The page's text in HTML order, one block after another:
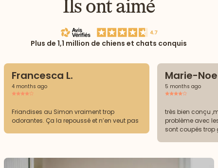
Ils ont aimé
Plus de 1,1 million de chiens et chats conquis
Francesca L.
4 months ago
Friandises au Simon vraiment trop
odorantes. Ça la repoussé et n’en veut pas
Marie-
5 months ago
très bien conçu
problème avec
sont coupés